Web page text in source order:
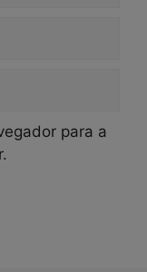
para a